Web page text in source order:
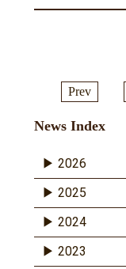
Prev
News Index
2026
2025
2024
2023